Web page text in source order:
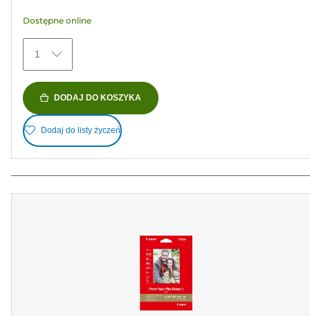
29
Recenzji
Dostępne online
1
DODAJ DO KOSZYKA
Dodaj do listy życzeń